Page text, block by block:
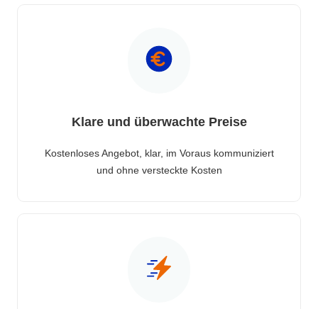
Klare und überwachte Preise
Kostenloses Angebot, klar, im Voraus kommuniziert
und ohne versteckte Kosten